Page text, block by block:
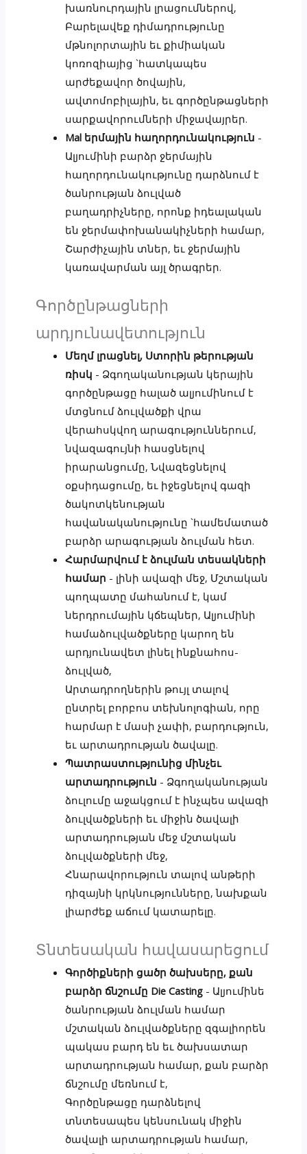
խառնուրդային լրացումներով,
Բարելավեք դիմադրությունը
մթնոլորտային եւ քիմիական
կոռոզիայից `հատկապես
արժեքավոր ծովային,
ավտոմոբիլային, եւ գործընթացների
սարքավորումների միջավայրեր.
Mal երմային հաղորդունակություն -
Ալյումինի բարձր ջերմային
հաղորդունակությունը դարձնում է
ծանրության ձուլված
բաղադրիչները, որոնք իդեալական
են ջերմափոխանակիչների համար,
Շարժիչային տներ, եւ ջերմային
կառավարման այլ ծրագրեր.
Գործընթացների
արդյունավետություն
Մեղմ լրացնել, Ստորին թերության
ռիսկ - Ձգողականության կերային
գործընթացը հալած ալյումինում է
մտցնում ձուլվածքի վրա
վերահսկվող արագություններում,
նվազագույնի հասցնելով
իրարանցումը, Նվազեցնելով
օքսիդացումը, եւ իջեցնելով գազի
ծակոտկենության
հավանականությունը `համեմատած
բարձր արագության ձուլման հետ.
Հարմարվում է ձուլման տեսակների
համար - լինի ավազի մեջ, Մշտական
պողպատը մահանում է, կամ
ներդրումային կճեպներ, Ալյումինի
համաձուլվածքները կարող են
արդյունավետ լինել ինքնահոս-
ձուլված,
Արտադրողներին թույլ տալով
ընտրել բորբոս տեխնոլոգիան, որը
հարմար է մասի չափի, բարդություն,
եւ արտադրության ծավալը.
Պատրաստությունից մինչեւ
արտադրություն - Ձգողականության
ձուլումը աջակցում է ինչպես ավազի
ձուլվածքների եւ միջին ծավալի
արտադրության մեջ մշտական
ձուլվածքների մեջ,
Հնարավորություն տալով անթերի
դիզայնի կրկնությունները, նախքան
լիարժեք աճում կատարելը.
Տնտեսական հավասարեցում
Գործիքների ցածր ծախսերը, քան
բարձր ճնշումը Die Casting - Ալյումինե
ծանրության ձուլման համար
մշտական ձուլվածքները զգալիորեն
պակաս բարդ են եւ ծախսատար
արտադրության համար, քան բարձր
ճնշումը մեռնում է,
Գործընթացը դարձնելով
տնտեսապես կենսունակ միջին
ծավալի արտադրության համար,